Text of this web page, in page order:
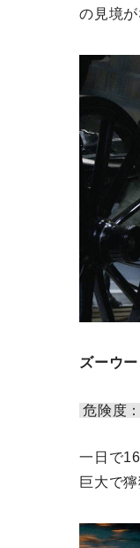
の見境
ズーウー
危険度
一日で
巨大で